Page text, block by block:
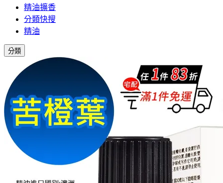
精油擴香
分類快搜
精油
分類